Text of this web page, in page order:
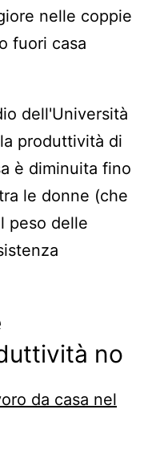
9
nelle coppie
fuori casa
dell'Università
produttività di
è diminuita fino
le donne (che
peso delle
no